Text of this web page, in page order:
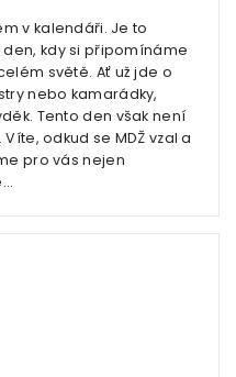
v kalendáři. Je to
den, kdy si připomínáme
světě. Ať už jde o
nebo kamarádky,
Tento den však není
odkud se MDŽ vzal a
pro vás nejen